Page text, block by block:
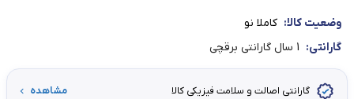
وضعیت کالا: کاملا نو
گارانتی: 1 سال گارانتی برقچی
گارانتی اصالت و سلامت فیزیکی کالا مشاهده